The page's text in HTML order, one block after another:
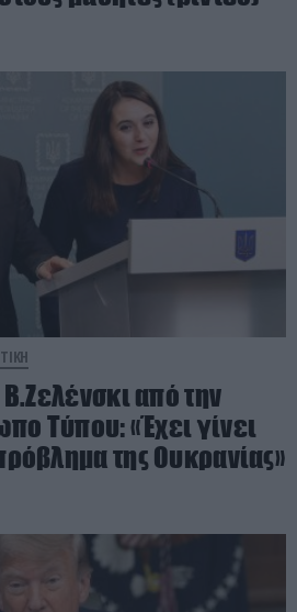
από την
Τύπου: «Έχει γίνει
της Ουκρανίας»